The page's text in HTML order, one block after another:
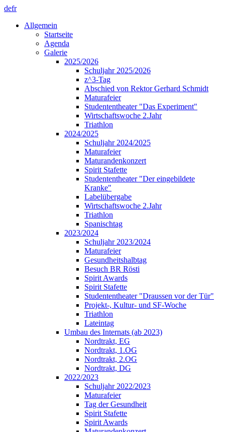
defr
Allgemein
Startseite
Agenda
Galerie
2025/2026
Schuljahr 2025/2026
z^3-Tag
Abschied von Rektor Gerhard Schmidt
Maturafeier
Studententheater "Das Experiment"
Wirtschaftswoche 2.Jahr
Triathlon
2024/2025
Schuljahr 2024/2025
Maturafeier
Maturandenkonzert
Spirit Stafette
Studententheater "Der eingebildete
Kranke"
Labelübergabe
Wirtschaftswoche 2.Jahr
Triathlon
Spanischtag
2023/2024
Schuljahr 2023/2024
Maturafeier
Gesundheitshalbtag
Besuch BR Rösti
Spirit Awards
Spirit Stafette
Studententheater "Draussen vor der Tür"
Projekt-, Kultur- und SF-Woche
Triathlon
Lateintag
Umbau des Internats (ab 2023)
Nordtrakt, EG
Nordtrakt, 1.OG
Nordtrakt, 2.OG
Nordtrakt, DG
2022/2023
Schuljahr 2022/2023
Maturafeier
Tag der Gesundheit
Spirit Stafette
Spirit Awards